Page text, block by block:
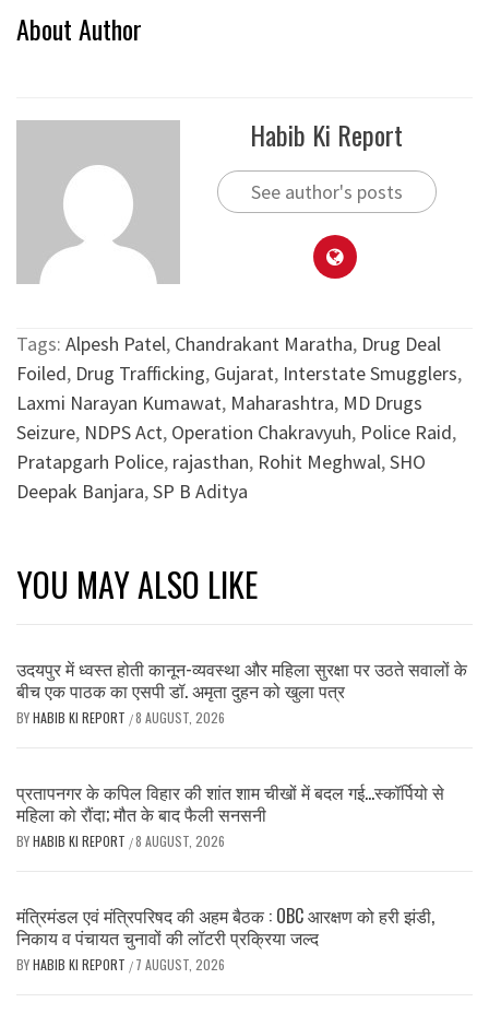
About Author
Habib Ki Report
See author's posts
Tags: Alpesh Patel, Chandrakant Maratha, Drug Deal
Foiled, Drug Trafficking, Gujarat, Interstate Smugglers,
Laxmi Narayan Kumawat, Maharashtra, MD Drugs
Seizure, NDPS Act, Operation Chakravyuh, Police Raid,
Pratapgarh Police, rajasthan, Rohit Meghwal,SHO
Deepak Banjara,SP B Aditya
YOU MAY ALSO LIKE
उदयपुर में ध्वस्त होती कानून-व्यवस्था और महिला सुरक्षा पर उठते सवालों के
बीच एक पाठक का एसपी डॉ. अमृता दुहन को खुला पत्र
BYHABIB KI REPORT /8 AUGUST, 2026
प्रतापनगर के कपिल विहार की शांत शाम चीखों में बदल गई…स्कॉर्पियो से
महिला को रौंदा; मौत के बाद फैली सनसनी
BYHABIB KI REPORT /8 AUGUST, 2026
मंत्रिमंडल एवं मंत्रिपरिषद की अहम बैठक : OBC आरक्षण को हरी झंडी,
निकाय व पंचायत चुनावों की लॉटरी प्रक्रिया जल्द
BYHABIB KI REPORT / 7 AUGUST, 2026